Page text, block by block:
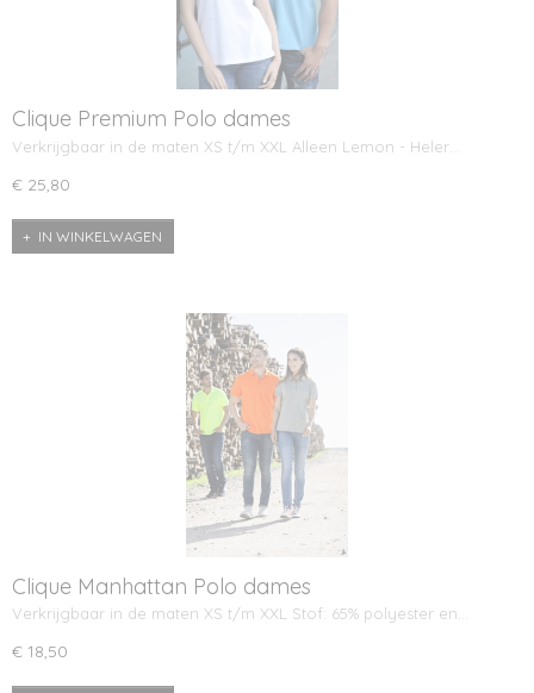
Clique Premium Polo dames
Verkrijgbaar in de maten XS t/m XXL Alleen Lemon - Heler…
€ 25,80
IN WINKELWAGEN
Clique Manhattan Polo dames
Verkrijgbaar in de maten XS t/m XXL Stof: 65% polyester en…
€ 18,50